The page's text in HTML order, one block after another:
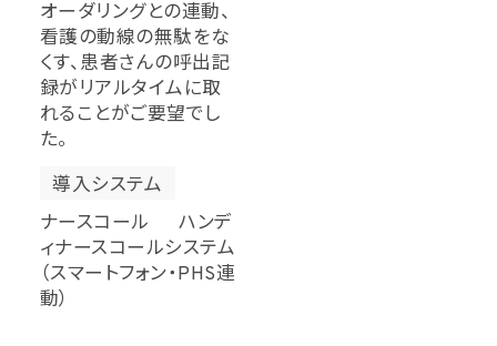
オーダリングとの連動、
看護の動線の無駄をな
くす、患者さんの呼出記
録がリアルタイムに取
れることがご要望でし
た。
導入システム
ナースコール ハンデ
ィナースコールシステム
（スマートフォン・PHS連
動）